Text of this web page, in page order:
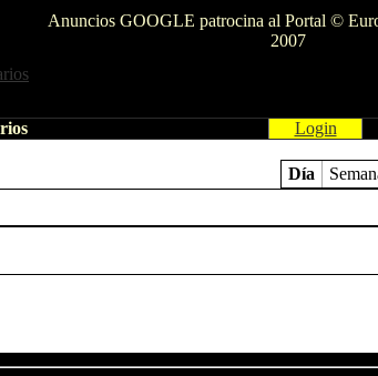
Anuncios GOOGLE patrocina al Portal ©
2007
Login
Día